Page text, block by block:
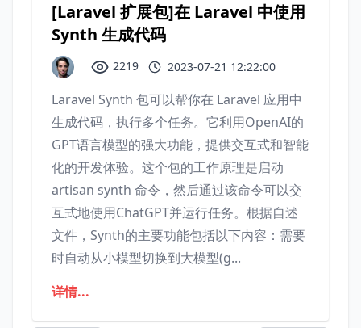
[Laravel 扩展包]在 Laravel 中使用
Synth 生成代码
2219 2023-07-21 12:22:00
Laravel Synth 包可以帮你在 Laravel 应用中
生成代码，执行多个任务。它利用OpenAI的
GPT语言模型的强大功能，提供交互式和智能
化的开发体验。这个包的工作原理是启动
artisan synth 命令，然后通过该命令可以交
互式地使用ChatGPT并运行任务。根据自述
文件，Synth的主要功能包括以下内容：需要
时自动从小模型切换到大模型(g...
详情...